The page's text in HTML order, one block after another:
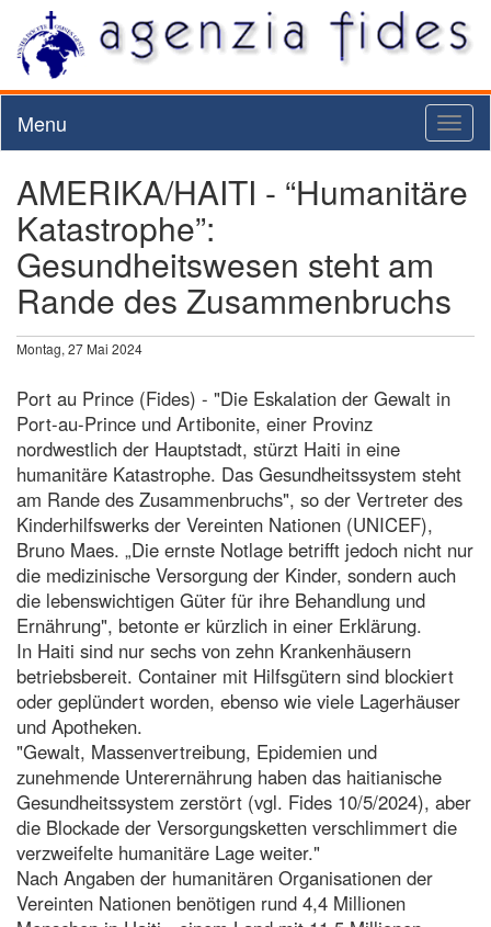
Menu
AMERIKA/HAITI - “Humanitäre
Katastrophe”:
Gesundheitswesen steht am
Rande des Zusammenbruchs
Montag, 27 Mai 2024
Port au Prince (Fides) - "Die Eskalation der Gewalt in
Port-au-Prince und Artibonite, einer Provinz
nordwestlich der Hauptstadt, stürzt Haiti in eine
humanitäre Katastrophe. Das Gesundheitssystem steht
am Rande des Zusammenbruchs", so der Vertreter des
Kinderhilfswerks der Vereinten Nationen (UNICEF),
Bruno Maes. „Die ernste Notlage betrifft jedoch nicht nur
die medizinische Versorgung der Kinder, sondern auch
die lebenswichtigen Güter für ihre Behandlung und
Ernährung", betonte er kürzlich in einer Erklärung.
In Haiti sind nur sechs von zehn Krankenhäusern
betriebsbereit. Container mit Hilfsgütern sind blockiert
oder geplündert worden, ebenso wie viele Lagerhäuser
und Apotheken.
"Gewalt, Massenvertreibung, Epidemien und
zunehmende Unterernährung haben das haitianische
Gesundheitssystem zerstört (vgl. Fides 10/5/2024), aber
die Blockade der Versorgungsketten verschlimmert die
verzweifelte humanitäre Lage weiter."
Nach Angaben der humanitären Organisationen der
Vereinten Nationen benötigen rund 4,4 Millionen